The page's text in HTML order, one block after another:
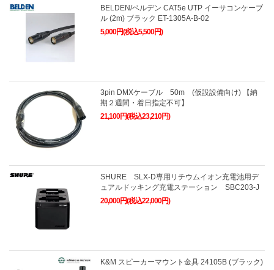
BELDEN/ベルデン CAT5e UTP イーサコンケーブ
ル (2m) ブラック ET-1305A-B-02
5,000円(税込5,500円)
3pin DMXケーブル 50m (仮設設備向け) 【納
期２週間・着日指定不可】
21,100円(税込23,210円)
SHURE SLX-D専用リチウムイオン充電池用デ
ュアルドッキング充電ステーション SBC203-J
20,000円(税込22,000円)
K&M スピーカーマウント金具 24105B (ブラック)